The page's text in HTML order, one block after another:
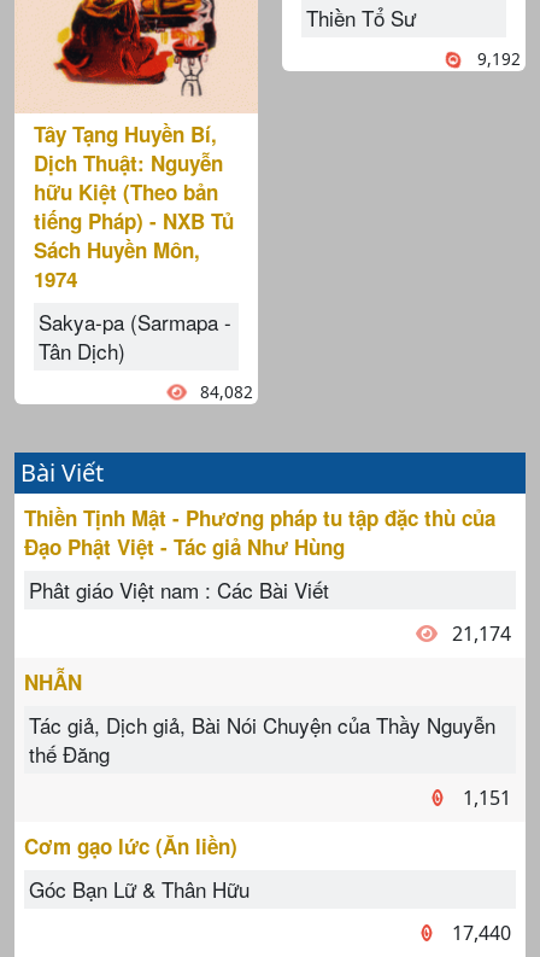
Tây Tạng Huyền Bí,
Dịch Thuật: Nguyễn
hữu Kiệt (Theo bản
tiếng Pháp) - NXB Tủ
Sách Huyền Môn,
1974
Sakya-pa (Sarmapa -
Tân Dịch)
84,082
Thiền Tổ Sư
9,192
Bài Viết
Thiền Tịnh Mật - Phương pháp tu tập đặc thù của
Đạo Phật Việt - Tác giả Như Hùng
Phât giáo Việt nam : Các Bài Viết
21,174
NHẪN
Tác giả, Dịch giả, Bài Nói Chuyện của Thầy Nguyễn
thế Đăng
1,151
Cơm gạo lức (Ăn liền)
Góc Bạn Lữ & Thân Hữu
17,440